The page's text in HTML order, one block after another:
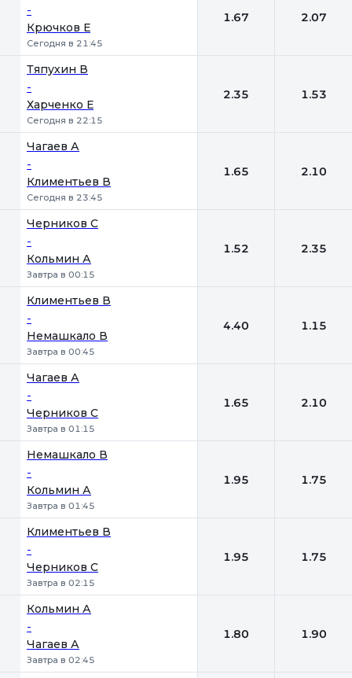
-
Крючков Е
Сегодня в 21:45
1.67 2.07
Тяпухин В
-
Харченко Е
Сегодня в 22:15
2.35 1.53
Чагаев А
-
Климентьев В
Сегодня в 23:45
1.65 2.10
Черников С
-
Кольмин А
Завтра в 00:15
1.52 2.35
Климентьев В
-
Немашкало В
Завтра в 00:45
4.40 1.15
Чагаев А
-
Черников С
Завтра в 01:15
1.65 2.10
Немашкало В
-
Кольмин А
Завтра в 01:45
1.95 1.75
Климентьев В
-
Черников С
Завтра в 02:15
1.95 1.75
Кольмин А
-
Чагаев А
Завтра в 02:45
1.80 1.90